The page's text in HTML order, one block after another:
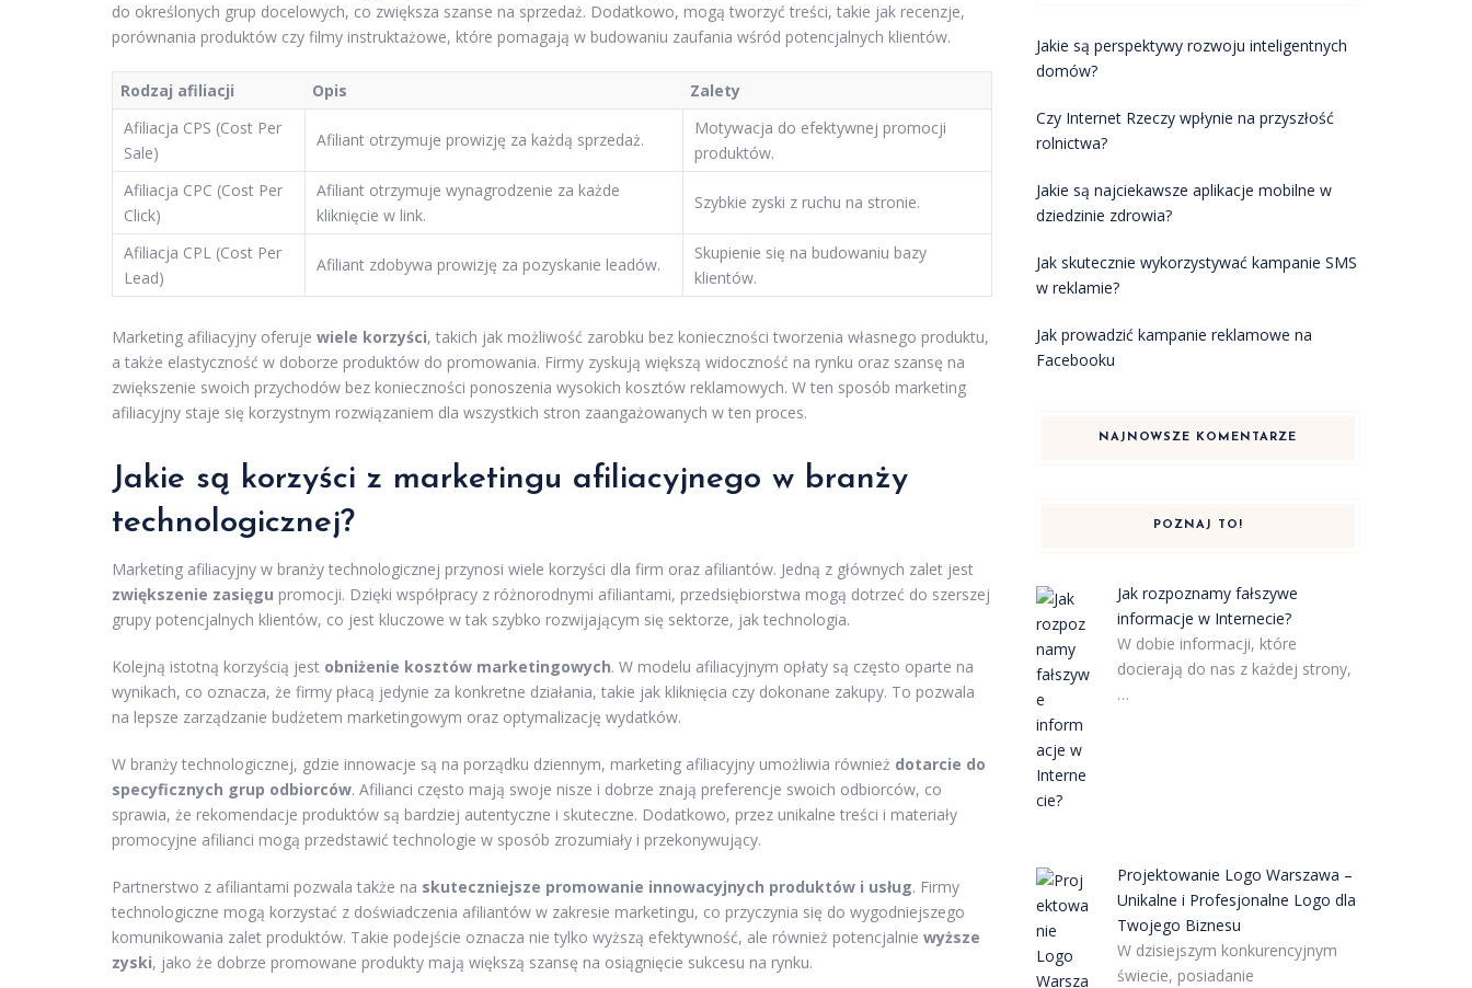
do określonych grup docelowych, co zwiększa szanse na sprzedaż. Dodatkowo, mogą tworzyć treści, takie jak recenzje,
porównania produktów czy filmy instruktażowe, które pomagają w budowaniu zaufania wśród potencjalnych klientów.
Rodzaj afiliacji Opis
Zalety
Afiliacja CPS (Cost Per
Sale)
Afiliant otrzymuje prowizję za każdą sprzedaż.
Motywacja do efektywnej promocji
produktów.
Afiliacja CPC (Cost Per
Click)
Afiliant otrzymuje wynagrodzenie za każde
kliknięcie w link.
Szybkie zyski z ruchu na stronie.
Afiliacja CPL (Cost Per
Lead)
Afiliant zdobywa prowizję za pozyskanie leadów.
Skupienie się na budowaniu bazy
klientów.
Marketing afiliacyjny oferuje wiele korzyści, takich jak możliwość zarobku bez konieczności tworzenia własnego produktu,
a także elastyczność w doborze produktów do promowania. Firmy zyskują większą widoczność na rynku oraz szansę na
zwiększenie swoich przychodów bez konieczności ponoszenia wysokich kosztów reklamowych. W ten sposób marketing
afiliacyjny staje się korzystnym rozwiązaniem dla wszystkich stron zaangażowanych w ten proces.
Jakie są korzyści z marketingu afiliacyjnego w branży
technologicznej?
Marketing afiliacyjny w branży technologicznej przynosi wiele korzyści dla firm oraz afiliantów. Jedną z głównych zalet jest
zwiększenie zasięgu promocji. Dzięki współpracy z różnorodnymi afiliantami, przedsiębiorstwa mogą dotrzeć do szerszej
grupy potencjalnych klientów, co jest kluczowe w tak szybko rozwijającym się sektorze, jak technologia.
Kolejną istotną korzyścią jest obniżenie kosztów marketingowych. W modelu afiliacyjnym opłaty są często oparte na
wynikach, co oznacza, że firmy płacą jedynie za konkretne działania, takie jak kliknięcia czy dokonane zakupy. To pozwala
na lepsze zarządzanie budżetem marketingowym oraz optymalizację wydatków.
W branży technologicznej, gdzie innowacje są na porządku dziennym, marketing afiliacyjny umożliwia również dotarcie do
specyficznych grup odbiorców. Afilianci często mają swoje nisze i dobrze znają preferencje swoich odbiorców, co
sprawia, że rekomendacje produktów są bardziej autentyczne i skuteczne. Dodatkowo, przez unikalne treści i materiały
promocyjne afilianci mogą przedstawić technologie w sposób zrozumiały i przekonywujący.
Partnerstwo z afiliantami pozwala także na skuteczniejsze promowanie innowacyjnych produktów i usług. Firmy
technologiczne mogą korzystać z doświadczenia afiliantów w zakresie marketingu, co przyczynia się do wygodniejszego
komunikowania zalet produktów. Takie podejście oznacza nie tylko wyższą efektywność, ale również potencjalnie wyższe
zyski, jako że dobrze promowane produkty mają większą szansę na osiągnięcie sukcesu na rynku.
Jakie są perspektywy rozwoju inteligentnych
domów?
Czy Internet Rzeczy wpłynie na przyszłość
rolnictwa?
Jakie są najciekawsze aplikacje mobilne w
dziedzinie zdrowia?
Jak skutecznie wykorzystywać kampanie SMS
w reklamie?
Jak prowadzić kampanie reklamowe na
Facebooku
NAJNOWSZE KOMENTARZE
POZNAJ TO!
Jak rozpoznamy fałszywe
informacje w Internecie?
W dobie informacji, które
docierają do nas z każdej strony,
…
Projektowanie Logo Warszawa –
Unikalne i Profesjonalne Logo dla
Twojego Biznesu
W dzisiejszym konkurencyjnym
świecie, posiadanie